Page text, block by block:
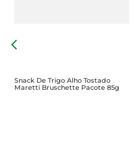
Snack De Trigo Alho Tostado
Maretti Bruschette Pacote 85g